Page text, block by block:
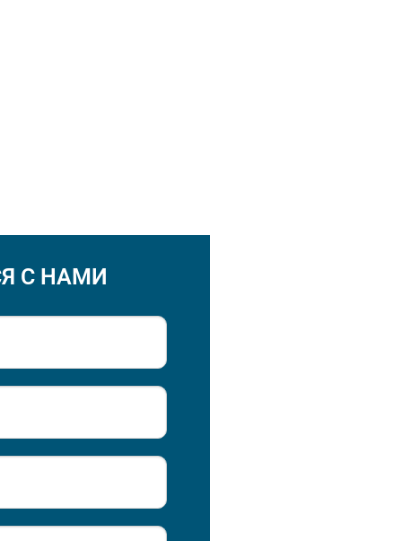
С НАМИ